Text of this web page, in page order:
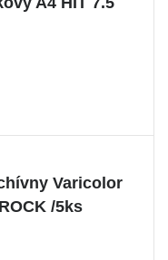
Varicolor
/5ks